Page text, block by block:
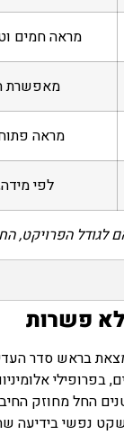
מראה חמים
מאפשרת
מראה
לפי
לגודל הפרויקט,
פשרות
בראש סדר
החל מחוזק
נפשי בידיעה